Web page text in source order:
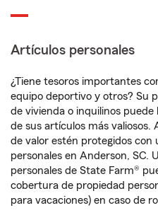
Artículos personales
¿Tiene tesoros importantes
equipo deportivo y otros? Su
de vivienda o inquilinos
de sus artículos más valiosos.
de valor estén protegidos con
personales en Anderson, SC.
personales de State Farm®
cobertura de propiedad
para vacaciones) en caso de